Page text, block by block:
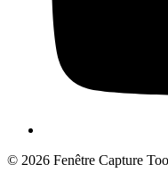
© 2026 Fenêtre Capture